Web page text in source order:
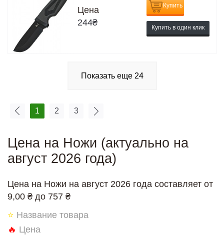
Цена
244₴
Купить
Купить в один клик
Показать еще 24
1 2 3
Цена на Ножи (актуально на
август 2026 года)
Цена на Ножи на август 2026 года составляет от
9,00 ₴ до 757 ₴
⭐ Название товара
🔥 Цена